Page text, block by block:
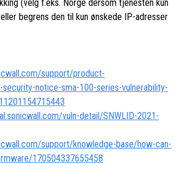
(velg f.eks. Norge dersom tjenesten kun
begrens den til kun ønskede IP-adresser
support/product-
notice-sma-100-series-vulnerability-
vuln-detail/SNWLID-2021-
support/knowledge-base/how-can-
170504337655458